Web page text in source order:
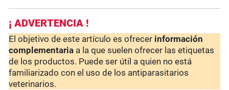
¡ ADVERTENCIA !
El objetivo de este artículo es ofrecer información
complementaria a la que suelen ofrecer las etiquetas
de los productos. Puede ser útil a quien no está
familiarizado con el uso de los antiparasitarios
veterinarios.